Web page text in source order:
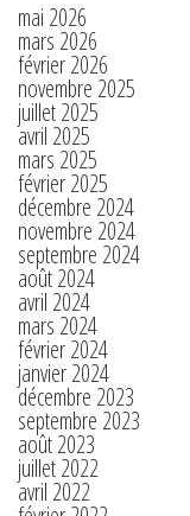
mai 2026
mars 2026
février 2026
novembre 2025
juillet 2025
avril 2025
mars 2025
février 2025
décembre 2024
novembre 2024
septembre 2024
août 2024
avril 2024
mars 2024
février 2024
janvier 2024
décembre 2023
septembre 2023
août 2023
juillet 2022
avril 2022